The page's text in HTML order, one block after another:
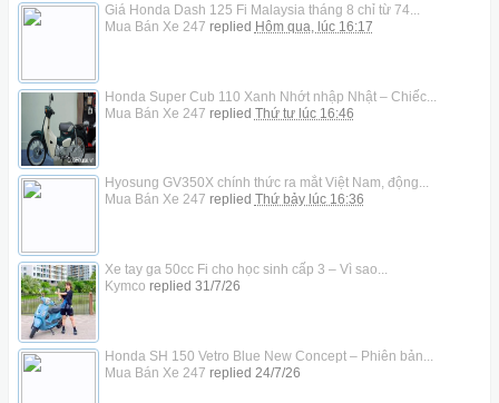
Giá Honda Dash 125 Fi Malaysia tháng 8 chỉ từ 74...
Mua Bán Xe 247 replied Hôm qua, lúc 16:17
Honda Super Cub 110 Xanh Nhớt nhập Nhật – Chiếc...
Mua Bán Xe 247 replied Thứ tư lúc 16:46
Hyosung GV350X chính thức ra mắt Việt Nam, động...
Mua Bán Xe 247 replied Thứ bảy lúc 16:36
Xe tay ga 50cc Fi cho học sinh cấp 3 – Vì sao...
Kymco replied 31/7/26
Honda SH 150 Vetro Blue New Concept – Phiên bản...
Mua Bán Xe 247 replied 24/7/26